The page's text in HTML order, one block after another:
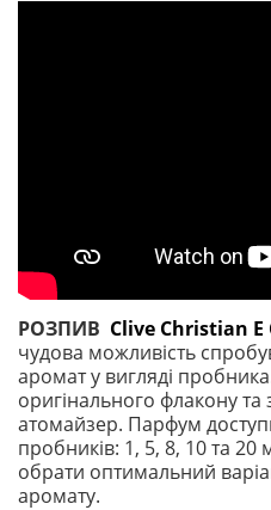
РОЗПИВ Clive Christian
чудова можливість
аромат у вигляді
оригінального флакону
атомайзер. Парфум
пробників: 1, 5, 8, 10 та
обрати оптимальний
аромату.